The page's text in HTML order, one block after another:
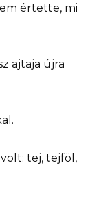
értette, mi
ajtaja újra
tej, tejföl,